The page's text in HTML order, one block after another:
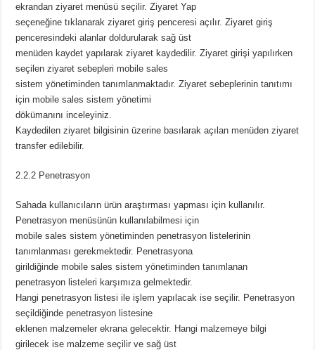
ekrandan ziyaret menüsü seçilir. Ziyaret Yap
seçeneğine tıklanarak ziyaret giriş penceresi açılır. Ziyaret giriş
penceresindeki alanlar doldurularak sağ üst
menüden kaydet yapılarak ziyaret kaydedilir. Ziyaret girişi yapılırken
seçilen ziyaret sebepleri mobile sales
sistem yönetiminden tanımlanmaktadır. Ziyaret sebeplerinin tanıtımı
için mobile sales sistem yönetimi
dökümanını inceleyiniz.
Kaydedilen ziyaret bilgisinin üzerine basılarak açılan menüden ziyaret
transfer edilebilir.
2.2.2 Penetrasyon
Sahada kullanıcıların ürün araştırması yapması için kullanılır.
Penetrasyon menüsünün kullanılabilmesi için
mobile sales sistem yönetiminden penetrasyon listelerinin
tanımlanması gerekmektedir. Penetrasyona
girildiğinde mobile sales sistem yönetiminden tanımlanan
penetrasyon listeleri karşımıza gelmektedir.
Hangi penetrasyon listesi ile işlem yapılacak ise seçilir. Penetrasyon
seçildiğinde penetrasyon listesine
eklenen malzemeler ekrana gelecektir. Hangi malzemeye bilgi
girilecek ise malzeme seçilir ve sağ üst